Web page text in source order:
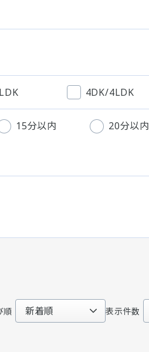
4DK/4LDK
15分以内 20分以内
順 表示件数